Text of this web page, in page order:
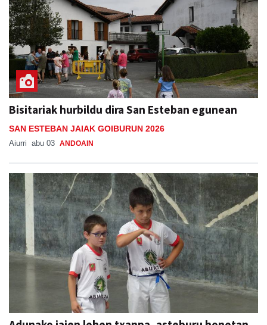
Bisitariak hurbildu dira San Esteban egunean
SAN ESTEBAN JAIAK GOIBURUN 2026
Aiurri abu 03 ANDOAIN